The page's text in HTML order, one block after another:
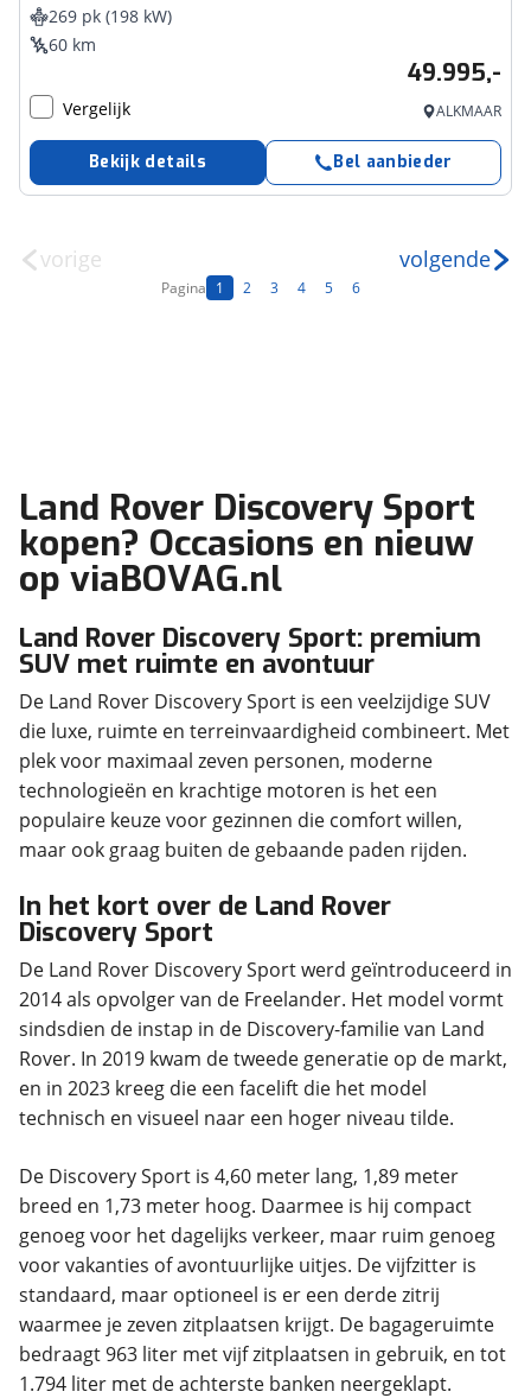
269 pk (198 kW)
60 km
49.995,-
Vergelijk ALKMAAR
Bekijk details Bel aanbieder
vorige
Pagina 1 2 3 4 5 6
volgende
Land Rover Discovery Sport
kopen? Occasions en nieuw
op viaBOVAG.nl
Land Rover Discovery Sport: premium
SUV met ruimte en avontuur
De Land Rover Discovery Sport is een veelzijdige SUV
die luxe, ruimte en terreinvaardigheid combineert. Met
plek voor maximaal zeven personen, moderne
technologieën en krachtige motoren is het een
populaire keuze voor gezinnen die comfort willen,
maar ook graag buiten de gebaande paden rijden.
In het kort over de Land Rover
Discovery Sport
De Land Rover Discovery Sport werd geïntroduceerd in
2014 als opvolger van de Freelander. Het model vormt
sindsdien de instap in de Discovery-familie van Land
Rover. In 2019 kwam de tweede generatie op de markt,
en in 2023 kreeg die een facelift die het model
technisch en visueel naar een hoger niveau tilde.
De Discovery Sport is 4,60 meter lang, 1,89 meter
breed en 1,73 meter hoog. Daarmee is hij compact
genoeg voor het dagelijks verkeer, maar ruim genoeg
voor vakanties of avontuurlijke uitjes. De vijfzitter is
standaard, maar optioneel is er een derde zitrij
waarmee je zeven zitplaatsen krijgt. De bagageruimte
bedraagt 963 liter met vijf zitplaatsen in gebruik, en tot
1.794 liter met de achterste banken neergeklapt.